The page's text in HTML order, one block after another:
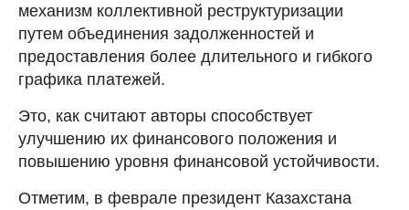
механизм коллективной реструктуризации
путем объединения задолженностей и
предоставления более длительного и гибкого
графика платежей.
Это, как считают авторы способствует
улучшению их финансового положения и
повышению уровня финансовой устойчивости.
Отметим, в феврале президент Казахстана